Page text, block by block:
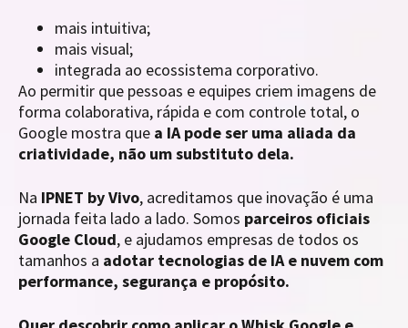
mais intuitiva;
mais visual;
integrada ao ecossistema corporativo.
Ao permitir que pessoas e equipes criem imagens de
forma colaborativa, rápida e com controle total, o
Google mostra que a IA pode ser uma aliada da
criatividade, não um substituto dela.
Na IPNET by Vivo, acreditamos que inovação é uma
jornada feita lado a lado. Somos parceiros oficiais
Google Cloud, e ajudamos empresas de todos os
tamanhos a adotar tecnologias de IA e nuvem com
performance, segurança e propósito.